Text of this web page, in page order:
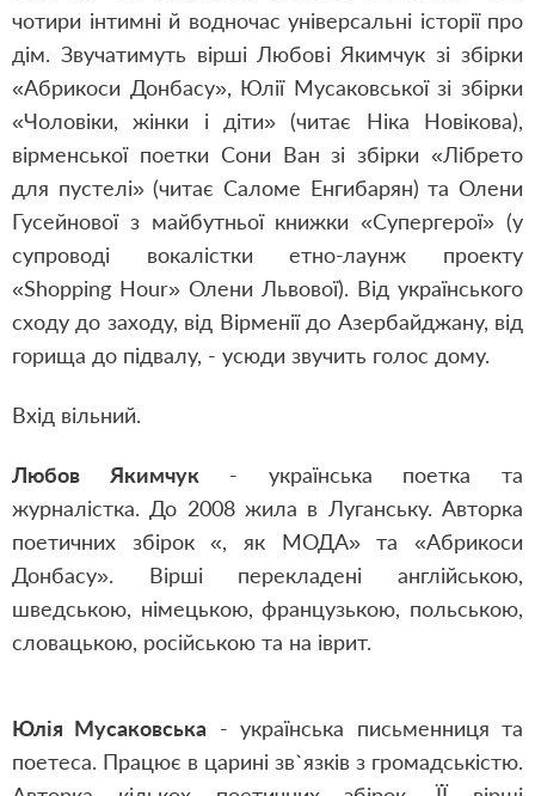
чотири інтимні й водночас універсальні історії про
дім. Звучатимуть вірші Любові Якимчук зі збірки
«Абрикоси Донбасу», Юлії Мусаковської зі збірки
«Чоловіки, жінки і діти» (читає Ніка Новікова),
вірменської поетки Сони Ван зі збірки «Лібрето
для пустелі» (читає Саломе Енгибарян) та Олени
Гусейнової з майбутньої книжки «Супергерої» (у
супроводі вокалістки етно-лаунж проекту
«Shopping Hour» Олени Львової). Від українського
сходу до заходу, від Вірменії до Азербайджану, від
горища до підвалу, - усюди звучить голос дому.
Вхід вільний.
Любов Якимчук - українська поетка та
журналістка. До 2008 жила в Луганську. Авторка
поетичних збірок «, як МОДА» та «Абрикоси
Донбасу». Вірші перекладені англійською,
шведською, німецькою, французькою, польською,
словацькою, російською та на іврит.
Юлія Мусаковська - українська письменниця та
поетеса. Працює в царині зв`язків з громадськістю.